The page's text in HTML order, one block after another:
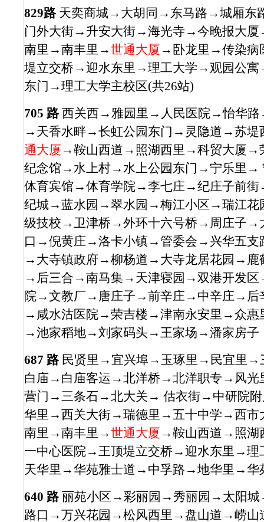
829路天奕商城→大胡同→东马路→城厢东
门外大街→升安大街→海光寺→今晚报大
南里→南丰里→世通大厦 →卧龙里→传染
堤立交桥→迎水东里→理工大学→观园公
东门→理工大学主校区(共26站)
705 路西关西→雅园里→人民医院→怡华
→天香水畔→长虹公园东门→灵隐道→苏
通大厦 →鞍山西道→照湖西里→科贸大厦→
纪念馆→水上村→水上公园东门→宁乐里
体育宾馆→体育学院→李七庄→纪庄子前
纪城→蓝水园→翠水园→梅江小区→瑞江花
级技校→卫津桥→外环十六号桥→周庄子→
口→倪黄庄→洛卡小镇→管委会→兴华五支
→大寺镇政府→柳杨道→大寺龙居花园→鹿
→后三合→南马集→天津寝园→双港开发
院→文教厂→唐庄子→前辛庄→中辛庄→
→咸水沽医院→荣吉楼→津南永安里→众惠
→池家稻地→刘家码头→王家场→潘家房子
687 路民贤里→宜兴埠→玉琢里→民宜里→
白庙→白庙客运→北洋桥→北洋职专→风
营门→三条石→北大关→ 估衣街→中研院
华里→西关大街→瑞德里→五十中学→西
南里→南丰里→世通大厦 →鞍山西道→照
一中心医院→王顶堤立交桥→迎水东里→
天华里→华苑雅士道→中孚路→地华里→华
640 路丽苑小区→彩丽园→秀丽园→太阳城
路口→万兴花园→松风西里→盘山道→崂